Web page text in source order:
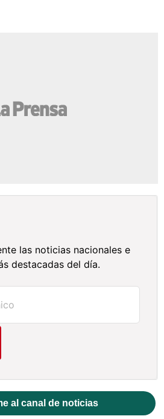
las noticias nacionales e
destacadas del día.
al canal de noticias